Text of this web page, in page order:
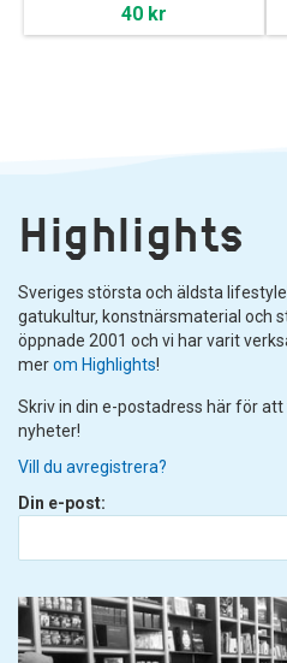
40 kr
Highlights
Sveriges största och äldsta
gatukultur, konstnärsmaterial och
öppnade 2001 och vi har varit
merom Highlights!
Skriv in din e-postadress här för
nyheter!
Vill du avregistrera?
Din e-post: